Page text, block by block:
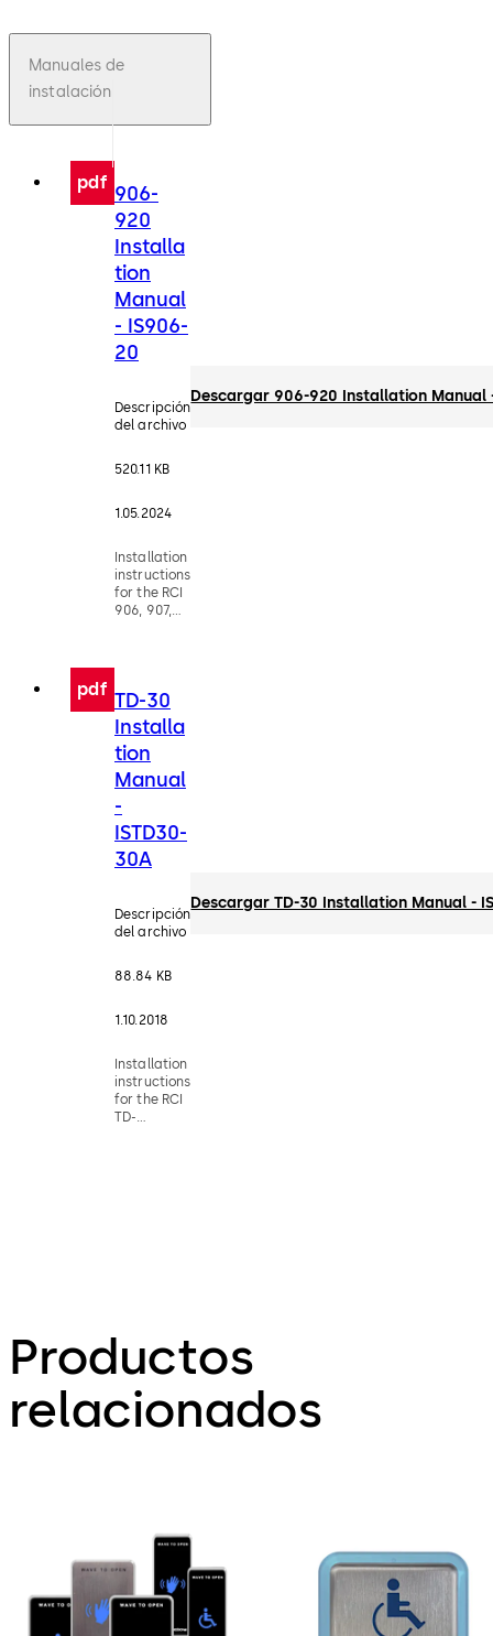
Manuales de
instalación
pdf 906-
920
Installa
tion
Manual
- IS906-
20
Descripción
del archivo
520.11 KB
1.05.2024
Installation
instructions
for the RCI
906, 907,
connection
Descargar 906-920 Installation Manual
pdf TD-30
Installa
tion
Manual
-
ISTD30-
30A
Descripción
del archivo
88.84 KB
1.10.2018
Installation
instructions
for the RCI
TD-
Descargar TD-30 Installation Manual -
Productos
relacionados